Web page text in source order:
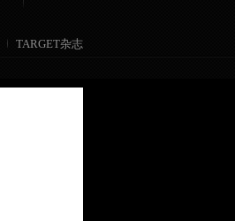
TARGET杂志